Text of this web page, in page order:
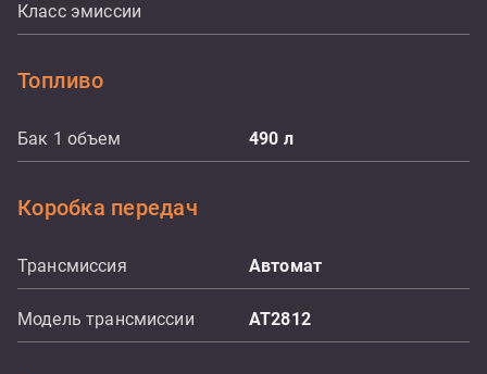
Класс эмиссии
Топливо
Бак 1 объем 490 л
Коробка передач
Трансмиссия Aвтомат
Модель трансмиссии AT2812